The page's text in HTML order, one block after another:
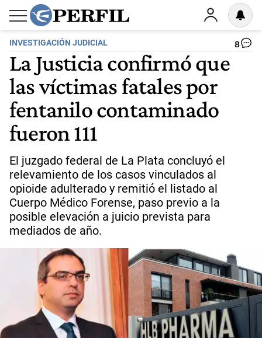
INVESTIGACIÓN JUDICIAL 8
La Justicia confirmó que
las víctimas fatales por
fentanilo contaminado
fueron 111
El juzgado federal de La Plata concluyó el
relevamiento de los casos vinculados al
opioide adulterado y remitió el listado al
Cuerpo Médico Forense, paso previo a la
posible elevación a juicio prevista para
mediados de año.